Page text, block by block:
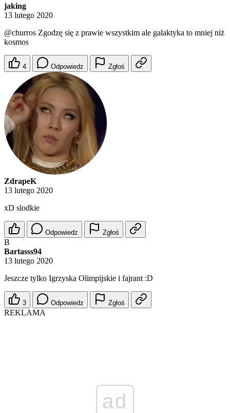
jaking
13 lutego 2020
@churros Zgodzę się z prawie wszystkim ale galaktyka to mniej niż
kosmos
4 Odpowiedz Zgłoś
ZdrapeK
13 lutego 2020
xD slodkie
Odpowiedz Zgłoś
B
Bartasss94
13 lutego 2020
Jeszcze tylko Igrzyska Olimpijskie i fajrant :D
3 Odpowiedz Zgłoś
REKLAMA
ad